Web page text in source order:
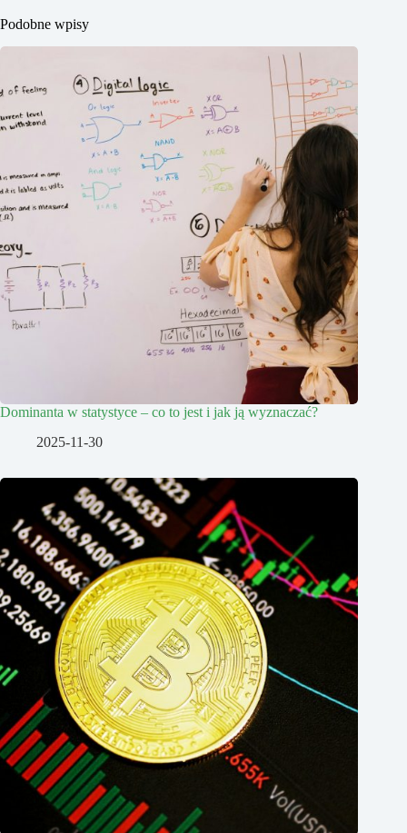
Podobne wpisy
Dominanta w statystyce – co to jest i jak ją wyznaczać?
2025-11-30